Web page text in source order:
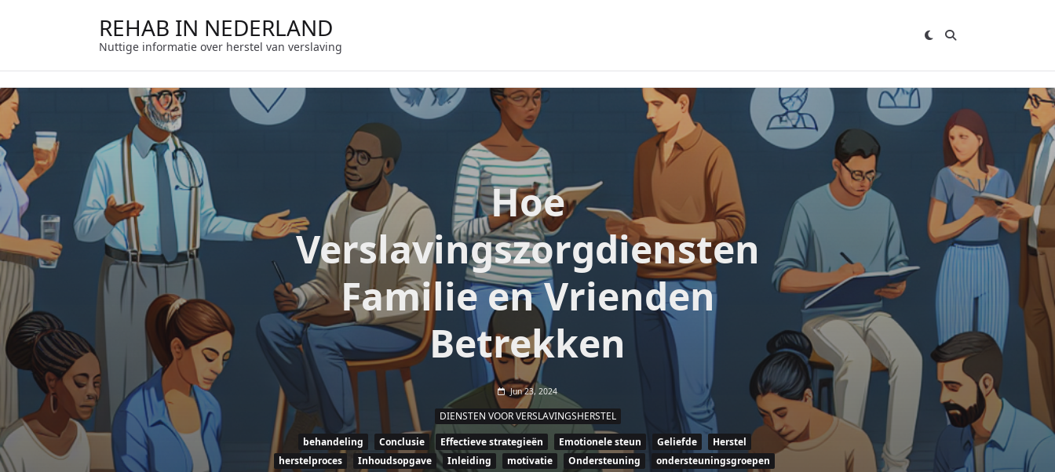
REHAB IN NEDERLAND
Nuttige informatie over herstel van verslaving
Hoe
Verslavingszorgdiensten
Familie en Vrienden
Betrekken
Jun 23, 2024
DIENSTEN VOOR VERSLAVINGSHERSTEL
behandeling
Conclusie Effectieve strategieën Emotionele steun Geliefde
Herstel
herstelproces
Inhoudsopgave Inleiding motivatie Ondersteuning
ondersteuningsgroepen